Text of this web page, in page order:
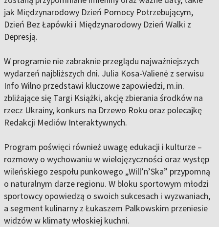
jak Międzynarodowy Dzień Pomocy Potrzebującym,
Dzień Bez Łapówki i Międzynarodowy Dzień Walki z
Depresją.
W programie nie zabraknie przeglądu najważniejszych
wydarzeń najbliższych dni. Julia Kosa-Valienė z serwisu
Info Wilno przedstawi kluczowe zapowiedzi, m.in.
zbliżające się Targi Książki, akcję zbierania środków na
rzecz Ukrainy, konkurs na Drzewo Roku oraz polecajkę
Redakcji Mediów Interaktywnych.
Program poświęci również uwagę edukacji i kulturze –
rozmowy o wychowaniu w wielojęzyczności oraz występ
wileńskiego zespołu punkowego „Will’n’Ska” przypomną
o naturalnym darze regionu. W bloku sportowym młodzi
sportowcy opowiedzą o swoich sukcesach i wyzwaniach,
a segment kulinarny z Łukaszem Palkowskim przeniesie
widzów w klimaty włoskiej kuchni.